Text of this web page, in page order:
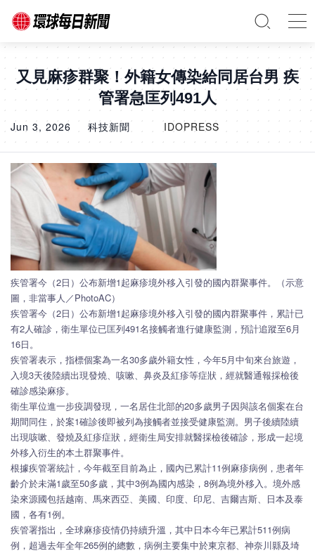
又見麻疹群聚！外籍女傳染給同居台男 疾
管署急匡列491人
Jun 3, 2026 科技新聞 IDOPRESS
疾管署今（2日）公布新增1起麻疹境外移入引發的國內群聚事件。（示意
圖，非當事人／PhotoAC）
疾管署今（2日）公布新增1起麻疹境外移入引發的國內群聚事件，累計已
有2人確診，衛生單位已匡列491名接觸者進行健康監測，預計追蹤至6月
16日。
疾管署表示，指標個案為一名30多歲外籍女性，今年5月中旬來台旅遊，
入境3天後陸續出現發燒、咳嗽、鼻炎及紅疹等症狀，經就醫通報採檢後
確診感染麻疹。
衛生單位進一步疫調發現，一名居住北部的20多歲男子因與該名個案在台
期間同住，於案1確診後即被列為接觸者並接受健康監測。男子後續陸續
出現咳嗽、發燒及紅疹症狀，經衛生局安排就醫採檢後確診，形成一起境
外移入衍生的本土群聚事件。
根據疾管署統計，今年截至目前為止，國內已累計11例麻疹病例，患者年
齡介於未滿1歲至50多歲，其中3例為國內感染，8例為境外移入。境外感
染來源國包括越南、馬來西亞、美國、印度、印尼、吉爾吉斯、日本及泰
國，各有1例。
疾管署指出，全球麻疹疫情仍持續升溫，其中日本今年已累計511例病
例，超過去年全年265例的總數，病例主要集中於東京都、神奈川縣及埼